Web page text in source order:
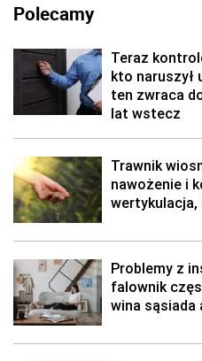
Polecamy
Teraz
kto naruszył
ten zwraca
lat wstecz
Trawnik
nawożenie i
wertykulacja,
Problemy z
falownik
wina sąsiada